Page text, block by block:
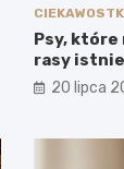
Psy, które
rasy
20 lipca